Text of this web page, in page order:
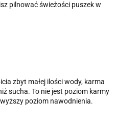
pilnować świeżości puszek w
zbyt małej ilości wody, karma
sucha. To nie jest poziom karmy
poziom nawodnienia.